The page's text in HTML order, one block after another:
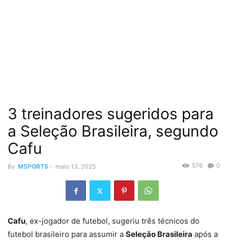
3 treinadores sugeridos para
a Seleção Brasileira, segundo
Cafu
By M5PORTS - maio 13, 2025 0
576
Cafu, ex-jogador de futebol, sugeriu três técnicos do
futebol brasileiro para assumir a Seleção Brasileira após a